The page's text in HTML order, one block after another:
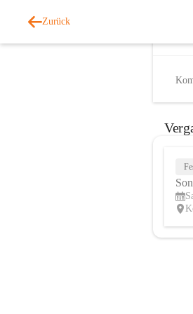
Zurück